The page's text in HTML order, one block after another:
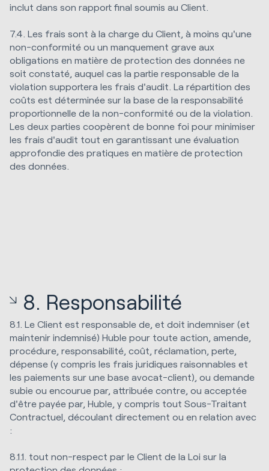
inclut dans son rapport final soumis au Client.
7.4. Les frais sont à la charge du Client, à moins qu'une
non-conformité ou un manquement grave aux
obligations en matière de protection des données ne
soit constaté, auquel cas la partie responsable de la
violation supportera les frais d'audit. La répartition des
coûts est déterminée sur la base de la responsabilité
proportionnelle de la non-conformité ou de la violation.
Les deux parties coopèrent de bonne foi pour minimiser
les frais d'audit tout en garantissant une évaluation
approfondie des pratiques en matière de protection
des données.
8. Responsabilité
8.1. Le Client est responsable de, et doit indemniser (et
maintenir indemnisé) Huble pour toute action, amende,
procédure, responsabilité, coût, réclamation, perte,
dépense (y compris les frais juridiques raisonnables et
les paiements sur une base avocat-client), ou demande
subie ou encourue par, attribuée contre, ou acceptée
d'être payée par, Huble, y compris tout Sous-Traitant
Contractuel, découlant directement ou en relation avec
:
8.1.1. tout non-respect par le Client de la Loi sur la